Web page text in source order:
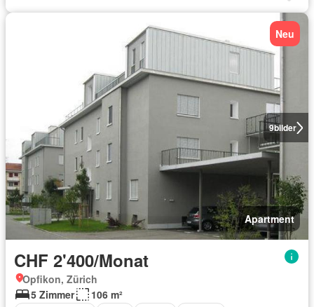
9bilder
Neu
Apartment
CHF 2'400/Monat
Opfikon, Zürich
5 Zimmer
106 m²